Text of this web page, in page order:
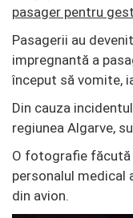
pasager pentru
Pasagerii au
impregnantă a
început să vomite,
Din cauza
regiunea Algarve,
O fotografie făcută
personalul
din avion.